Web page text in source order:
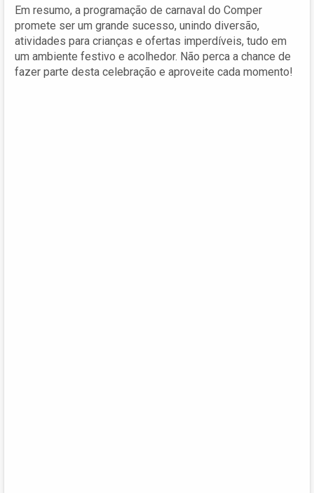
Em resumo, a programação de carnaval do Comper
promete ser um grande sucesso, unindo diversão,
atividades para crianças e ofertas imperdíveis, tudo em
um ambiente festivo e acolhedor. Não perca a chance de
fazer parte desta celebração e aproveite cada momento!